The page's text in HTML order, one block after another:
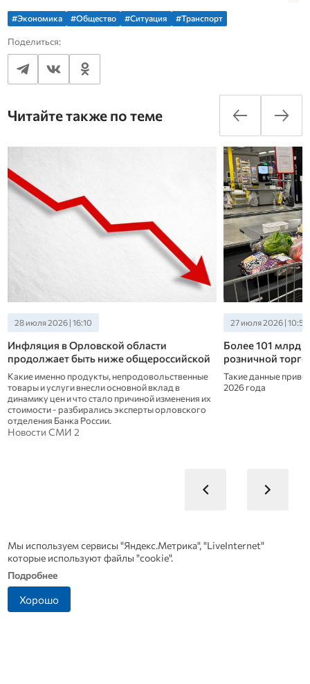
#Экономика #Общество #Ситуация #Транспорт
Поделиться:
Читайте также по теме
27 июля 2026 | 10:50
Более 101 млрд рублей составил оборот
розничной торговли на Орловщине
Такие данные приводит Орелстат за январь-мая
2026 года
25 июля 2026 | 14:30
пшеницы
Андрей Клычков в
результатами
Новости СМИ 2
Мы используем сервисы "Яндекс.Метрика", "LiveInternet"
которые используют файлы "cookie".
Подробнее
Хорошо